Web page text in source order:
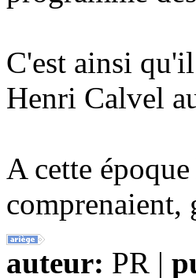
C'est ainsi
Henri Calvel
A cette
comprenaient,
auteur: PR |